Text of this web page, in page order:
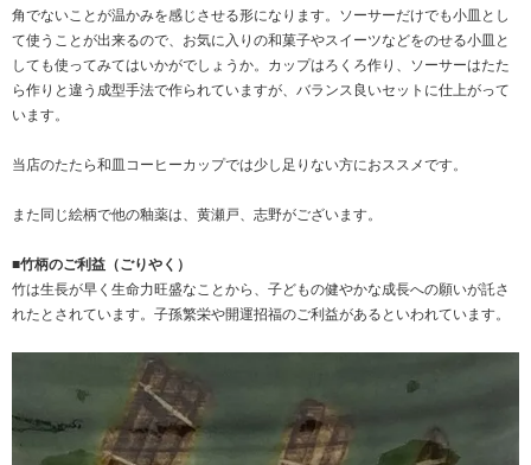
角でないことが温かみを感じさせる形になります。ソーサーだけでも小皿とし
て使うことが出来るので、お気に入りの和菓子やスイーツなどをのせる小皿と
しても使ってみてはいかがでしょうか。カップはろくろ作り、ソーサーはたた
ら作りと違う成型手法で作られていますが、バランス良いセットに仕上がって
います。
当店のたたら和皿コーヒーカップでは少し足りない方におススメです。
また同じ絵柄で他の釉薬は、 黄瀬戸 志野がございます。
■竹柄のご利益（ごりやく）
竹は生長が早く生命力旺盛なことから、子どもの健やかな成長への願いが託さ
れたとされています。子孫繁栄や開運招福のご利益があるといわれています。